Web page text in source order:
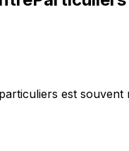
est souvent